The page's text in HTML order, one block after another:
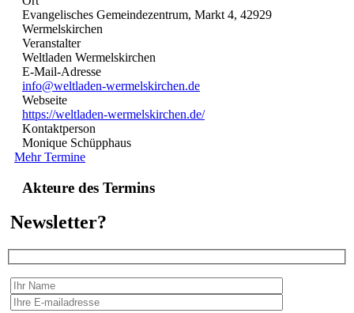
Evangelisches Gemeindezentrum, Markt 4, 42929
Wermelskirchen
Veranstalter
Weltladen Wermelskirchen
E-Mail-Adresse
info@weltladen-wermelskirchen.de
Webseite
https://weltladen-wermelskirchen.de/
Kontaktperson
Monique Schüpphaus
Mehr Termine
Akteure des Termins
Newsletter?